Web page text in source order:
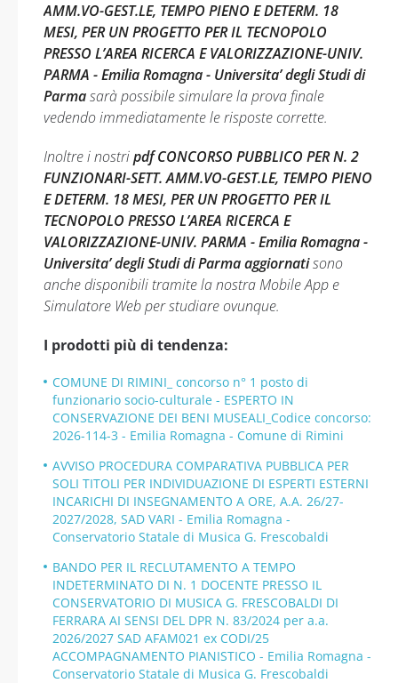
AMM.VO-GEST.LE, TEMPO PIENO E DETERM. 18
MESI, PER UN PROGETTO PER IL TECNOPOLO
PRESSO L’AREA RICERCA E VALORIZZAZIONE-UNIV.
PARMA - Emilia Romagna - Universita’ degli Studi di
Parmasarà possibile simulare la prova finale
vedendo immediatamente le risposte corrette.
Inoltre i nostripdf CONCORSO PUBBLICO PER N. 2
FUNZIONARI-SETT. AMM.VO-GEST.LE, TEMPO PIENO
E DETERM. 18 MESI, PER UN PROGETTO PER IL
TECNOPOLO PRESSO L’AREA RICERCA E
VALORIZZAZIONE-UNIV. PARMA - Emilia Romagna -
Universita’ degli Studi di Parma aggiornatisono
anche disponibili tramite la nostra Mobile App e
Simulatore Web per studiare ovunque.
I prodotti più di tendenza:
COMUNE DI RIMINI_ concorso n° 1 posto di
funzionario socio-culturale - ESPERTO IN
CONSERVAZIONE DEI BENI MUSEALI_Codice concorso:
2026-114-3 - Emilia Romagna - Comune di Rimini
AVVISO PROCEDURA COMPARATIVA PUBBLICA PER
SOLI TITOLI PER INDIVIDUAZIONE DI ESPERTI ESTERNI
INCARICHI DI INSEGNAMENTO A ORE, A.A. 26/27-
2027/2028, SAD VARI - Emilia Romagna -
Conservatorio Statale di Musica G. Frescobaldi
BANDO PER IL RECLUTAMENTO A TEMPO
INDETERMINATO DI N. 1 DOCENTE PRESSO IL
CONSERVATORIO DI MUSICA G. FRESCOBALDI DI
FERRARA AI SENSI DEL DPR N. 83/2024 per a.a.
2026/2027 SAD AFAM021 ex CODI/25
ACCOMPAGNAMENTO PIANISTICO - Emilia Romagna -
Conservatorio Statale di Musica G. Frescobaldi